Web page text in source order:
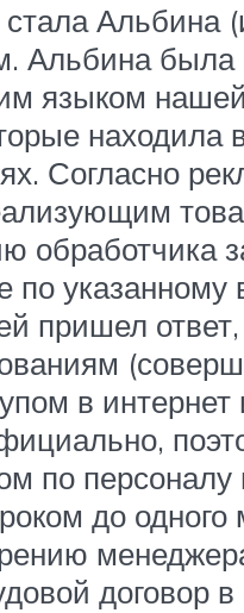
Альбина
Альбина была
языком
Согласно
обработчика
по указанному
пришел
в
по персоналу
до одного
договор